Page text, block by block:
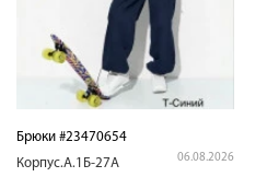
Брюки #23470654
Корпус.А.1Б-27А
06.08.2026